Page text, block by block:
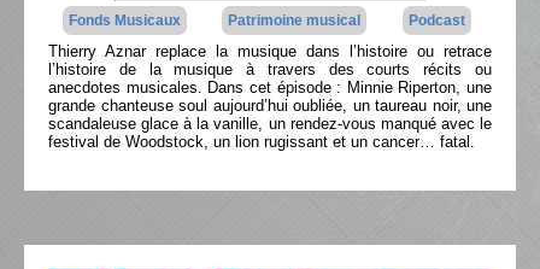
Fonds Musicaux Patrimoine musical Podcast
Thierry Aznar replace la musique dans l’histoire ou retrace
l’histoire de la musique à travers des courts récits ou
anecdotes musicales. Dans cet épisode : Minnie Riperton, une
grande chanteuse soul aujourd’hui oubliée, un taureau noir, une
scandaleuse glace à la vanille, un rendez-vous manqué avec le
festival de Woodstock, un lion rugissant et un cancer… fatal.